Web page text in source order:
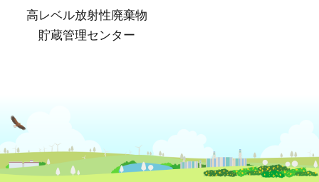
高レベル放射性廃棄物
貯蔵管理センター